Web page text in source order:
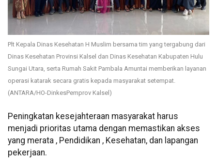
Plt Kepala Dinas Kesehatan H Muslim bersama tim yang tergabung dari
Dinas Kesehatan Provinsi Kalsel dan Dinas Kesehatan Kabupaten Hulu
Sungai Utara, serta Rumah Sakit Pambala Amuntai memberikan layanan
operasi katarak secara gratis kepada masyarakat setempat.
(ANTARA/HO-DinkesPemprov Kalsel)
Peningkatan kesejahteraan masyarakat harus
menjadi prioritas utama dengan memastikan akses
yang merata , Pendidikan , Kesehatan, dan lapangan
pekerjaan.